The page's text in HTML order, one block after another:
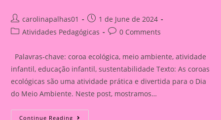
Post
author:
carolinapalhas01
Post
published:
1 de June de 2024
PostAtividades Pedagógicas
Post0 Comments
Palavras-chave: coroa ecológica, meio ambiente, atividade
infantil, educação infantil, sustentabilidade Texto: As coroas
ecológicas são uma atividade prática e divertida para o Dia
do Meio Ambiente. Neste post, mostramos…
Continue Reading Post